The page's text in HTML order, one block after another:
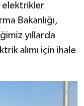
elektrikler
Bakanlığı,
yıllarda
alımı için ihale